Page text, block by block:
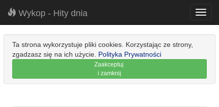
Wykop - Hity dnia
Ta strona wykorzystuje pliki cookies. Korzystając ze strony,
zgadzasz się na ich użycie. Polityka Prywatności
Zaakceptuj
i zamknij